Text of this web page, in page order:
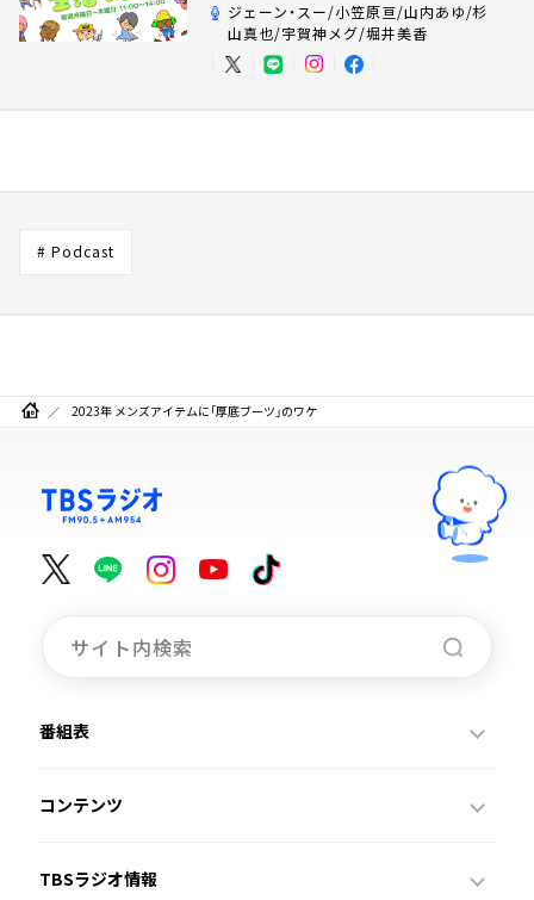
ジェーン・スー/小笠原亘/山内あゆ/杉
山真也/宇賀神メグ/堀井美香
# Podcast
2023年 メンズアイテムに「厚底ブーツ」のワケ
番組表
コンテンツ
TBSラジオ情報